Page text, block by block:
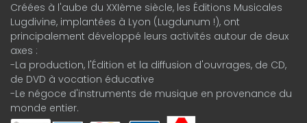
Créées à l'aube du XXIème siècle, les Éditions Musicales
Lugdivine, implantées à Lyon (Lugdunum !), ont
principalement développé leurs activités autour de deux
axes :
-La production, l'Édition et la diffusion d'ouvrages, de CD,
de DVD à vocation éducative
-Le négoce d'instruments de musique en provenance du
monde entier.